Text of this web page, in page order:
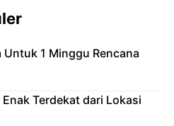
Untuk 1 Minggu Rencana
Terdekat dari Lokasi